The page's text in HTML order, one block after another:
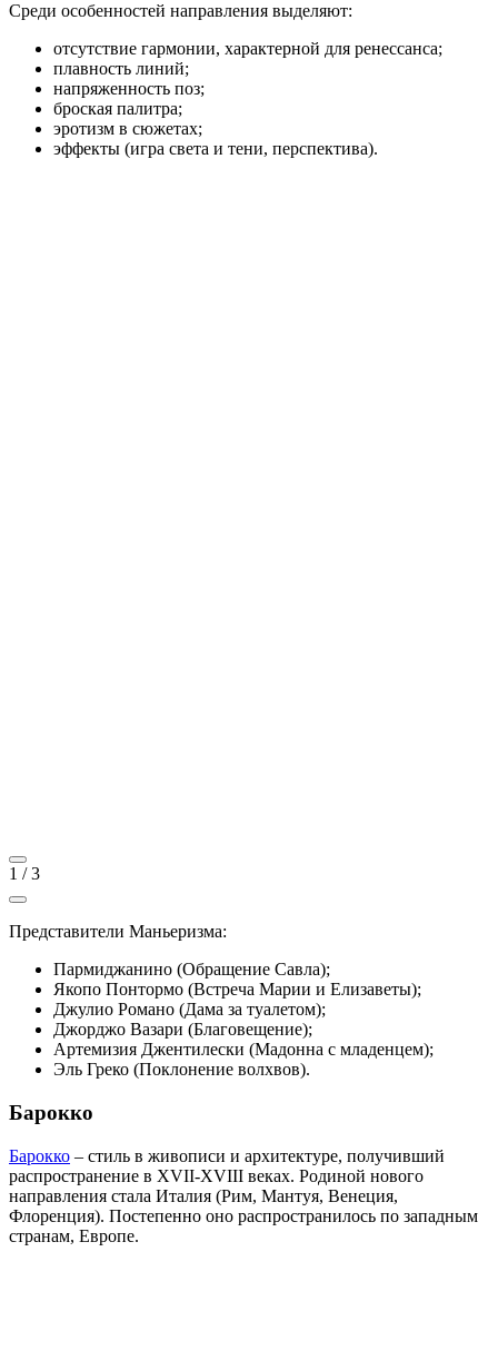
Среди особенностей направления выделяют:
отсутствие гармонии, характерной для ренессанса;
плавность линий;
напряженность поз;
броская палитра;
эротизм в сюжетах;
эффекты (игра света и тени, перспектива).
1 /3
Представители Маньеризма:
Пармиджанино (Обращение Савла);
Якопо Понтормо (Встреча Марии и Елизаветы);
Джулио Романо (Дама за туалетом);
Джорджо Вазари (Благовещение);
Артемизия Джентилески (Мадонна с младенцем);
Эль Греко (Поклонение волхвов).
Барокко
Барокко – стиль в живописи и архитектуре, получивший
распространение в XVII-XVIII веках. Родиной нового
направления стала Италия (Рим, Мантуя, Венеция,
Флоренция). Постепенно оно распространилось по западным
странам, Европе.